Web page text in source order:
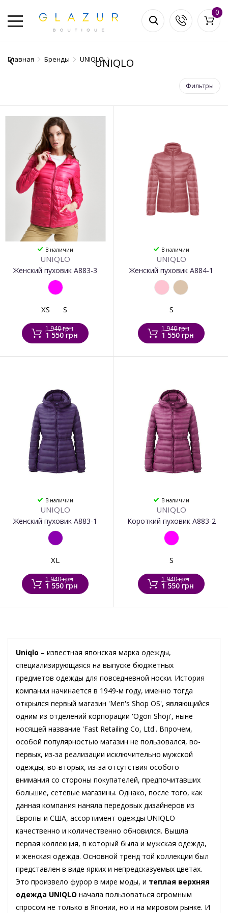
0
Главная Бренды UNIQLOUNIQLO
Фильтры
В наличии
UNIQLO
Женский пуховик А883-3
XS S
1 940 грн
1 550 грн
В наличии
UNIQLO
Женский пуховик А884-1
S
1 940 грн
1 550 грн
В наличии
UNIQLO
Женский пуховик А883-1
XL
1 940 грн
1 550 грн
В наличии
UNIQLO
Короткий пуховик А883-2
S
1 940 грн
1 550 грн
Uniqlo – известная японская марка одежды,
специализирующаяся на выпуске бюджетных
предметов одежды для повседневной носки. История
компании начинается в 1949-м году, именно тогда
открылся первый магазин 'Men's Shop OS', являющийся
одним из отделений корпорации 'Ogori Shōji', ныне
носящей название 'Fast Retailing Co, Ltd'. Впрочем,
особой популярностью магазин не пользовался, во-
первых, из-за реализации исключительно мужской
одежды, во-вторых, из-за отсутствия особого
внимания со стороны покупателей, предпочитавших
большие, сетевые магазины. Однако, после того, как
данная компания наняла передовых дизайнеров из
Европы и США, ассортимент одежды UNIQLO
качественно и количественно обновился. Вышла
первая коллекция, в который была и мужская одежда,
и женская одежда. Основной тренд той коллекции был
представлен в виде ярких и непредсказуемых цветах.
Это произвело фурор в мире моды, и теплая верхняя
одежда UNIQLO начала пользоваться огромным
спросом не только в Японии, но и на мировом рынке. И